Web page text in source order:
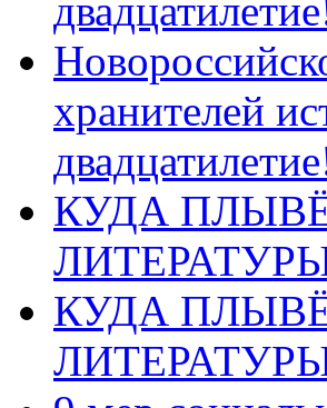
хранителей
КУДА
КУДА